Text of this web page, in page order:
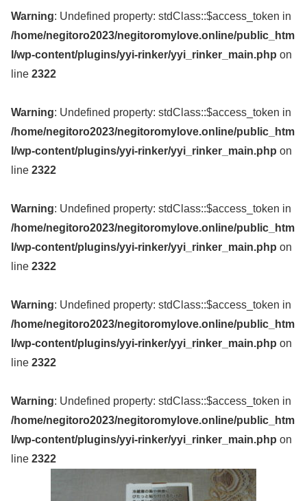
Warning: Undefined property: stdClass::$access_token in
/home/negitoro2023/negitoromylove.online/public_htm
l/wp-content/plugins/yyi-rinker/yyi_rinker_main.php on
line 2322
Warning: Undefined property: stdClass::$access_token in
/home/negitoro2023/negitoromylove.online/public_htm
l/wp-content/plugins/yyi-rinker/yyi_rinker_main.php on
line 2322
Warning: Undefined property: stdClass::$access_token in
/home/negitoro2023/negitoromylove.online/public_htm
l/wp-content/plugins/yyi-rinker/yyi_rinker_main.php on
line 2322
Warning: Undefined property: stdClass::$access_token in
/home/negitoro2023/negitoromylove.online/public_htm
l/wp-content/plugins/yyi-rinker/yyi_rinker_main.php on
line 2322
Warning: Undefined property: stdClass::$access_token in
/home/negitoro2023/negitoromylove.online/public_htm
l/wp-content/plugins/yyi-rinker/yyi_rinker_main.php on
line 2322